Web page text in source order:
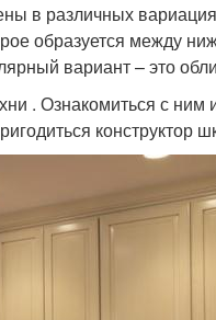
в различных
образуется между
вариант – это
. Ознакомиться с ним
конструктор